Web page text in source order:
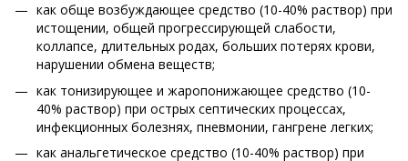
как обще возбуждающее средство (10-40% раствор) при
истощении, общей прогрессирующей слабости,
коллапсе, длительных родах, больших потерях крови,
нарушении обмена веществ;
как тонизирующее и жаропонижающее средство (10-
40% раствор) при острых септических процессах,
инфекционных болезнях, пневмонии, гангрене легких;
как анальгетическое средство (10-40% раствор) при